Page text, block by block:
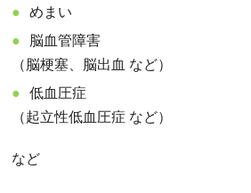
めまい
脳血管障害
（脳梗塞、脳出血 など）
低血圧症
（起立性低血圧症 など）
など